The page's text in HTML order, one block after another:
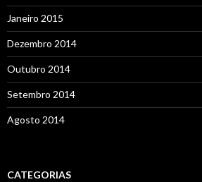
Janeiro 2015
Dezembro 2014
Outubro 2014
Setembro 2014
Agosto 2014
CATEGORIAS